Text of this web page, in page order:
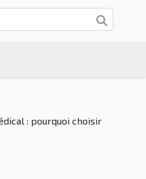
: pourquoi choisir